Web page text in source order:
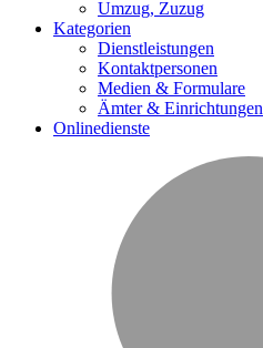
Umzug, Zuzug
Kategorien
Dienstleistungen
Kontaktpersonen
Medien & Formulare
Ämter & Einrichtungen
Onlinedienste